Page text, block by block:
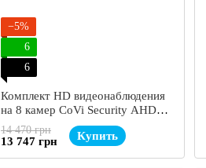
−5%
6
6
Комплект HD видеонаблюдения
на 8 камер CoVi Security AHD-
8W KIT
14 470 грн
13 747 грн Купить